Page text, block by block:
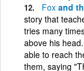
Fox and
story that
tries many
above his
able to reach
them, saying